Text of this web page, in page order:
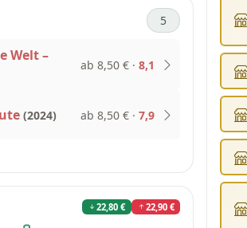
5
Welt –
ab 8,50 € · 8,1
(2024) ab 8,50 € · 7,9
22,80 € 22,90 €